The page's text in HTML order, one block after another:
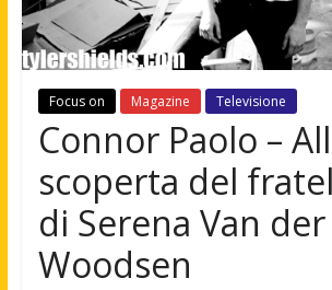
Focus on Magazine Televisione
Connor Paolo –
scoperta del
di Serena Van der
Woodsen